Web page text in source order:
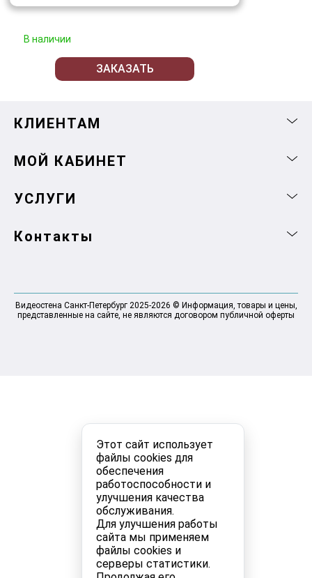
Этот сайт использует
файлы cookies для
обеспечения
работоспособности и
улучшения качества
обслуживания.
Для улучшения работы
сайта мы применяем
файлы cookies и
серверы статистики.
В наличии
ЗАКАЗАТЬ
КЛИЕНТАМ
МОЙ КАБИНЕТ
УСЛУГИ
Контакты
Видеостена Санкт-Петербург 2025-2026 © Информация, товары и цены,
представленные на сайте, не являются договором публичной оферты